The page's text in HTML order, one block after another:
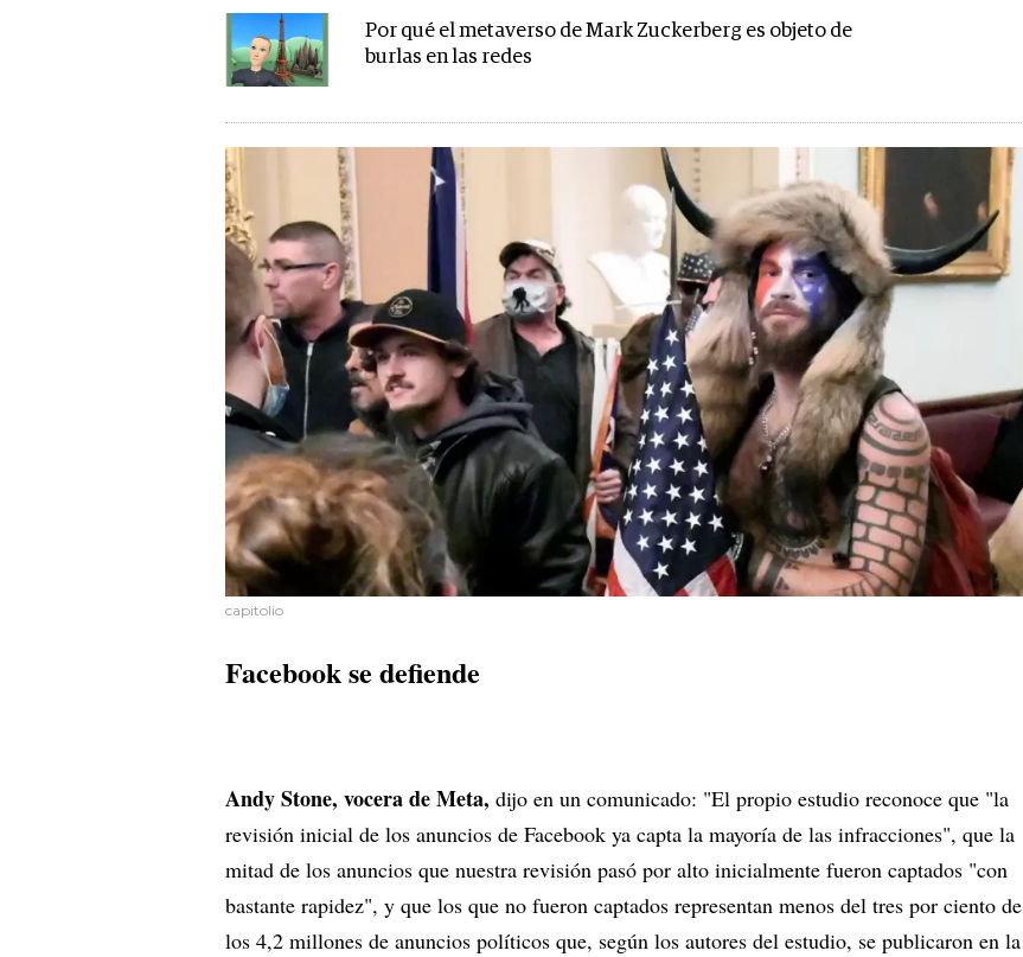
Por qué el metaverso de Mark Zuckerberg es objeto de
burlas en las redes
capitolio
Facebook se defiende
Andy Stone, vocera de Meta, dijo en un comunicado: "El propio estudio reconoce que "la
revisión inicial de los anuncios de Facebook ya capta la mayoría de las infracciones", que la
mitad de los anuncios que nuestra revisión pasó por alto inicialmente fueron captados "con
bastante rapidez", y que los que no fueron captados representan menos del tres por ciento de
los 4,2 millones de anuncios políticos que, según los autores del estudio, se publicaron en la